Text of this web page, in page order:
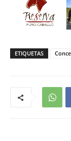
ETIQUETAS